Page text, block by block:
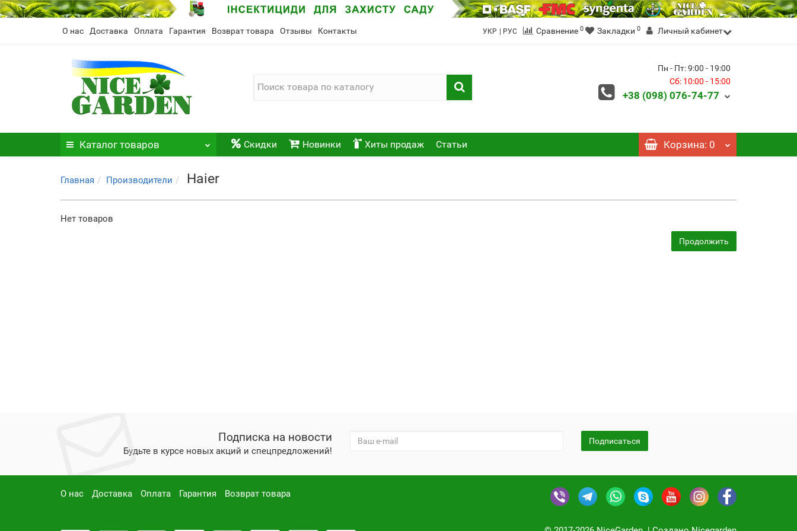
О нас Доставка Оплата Гарантия Возврат товара Отзывы Контакты УКР | РУС Сравнение 0 Закладки 0 Личный кабинет
Пн - Пт: 9:00 - 19:00
Сб: 10:00 - 15:00
+38 (098) 076-74-77
Каталог товаров Скидки Новинки Хиты продаж Статьи Корзина: 0
Главная Производители Haier
Нет товаров
Продолжить
Подписка на новости
Будьте в курсе новых акций и спецпредложений!
Подписаться
О нас Доставка Оплата Гарантия Возврат товара